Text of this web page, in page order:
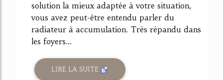
solution la mieux adaptée à votre situation,
vous avez peut-être entendu parler du
radiateur à accumulation. Très répandu dans
les foyers...
LIRE LA SUITE